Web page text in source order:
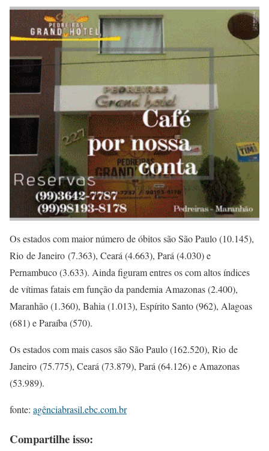
Os estados com maior número de óbitos são São Paulo (10.145),
Rio de Janeiro (7.363), Ceará (4.663), Pará (4.030) e
Pernambuco (3.633). Ainda figuram entres os com altos índices
de vítimas fatais em função da pandemia Amazonas (2.400),
Maranhão (1.360), Bahia (1.013), Espírito Santo (962), Alagoas
(681) e Paraíba (570).
Os estados com mais casos são São Paulo (162.520), Rio de
Janeiro (75.775), Ceará (73.879), Pará (64.126) e Amazonas
(53.989).
fonte: agênciabrasil.ebc.com.br
Compartilhe isso: